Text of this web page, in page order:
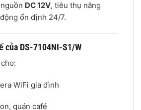
DC 12V, tiêu thụ năng
ổn định 24/7.
của DS-7104NI-S1/W
WiFi gia đình
quán café